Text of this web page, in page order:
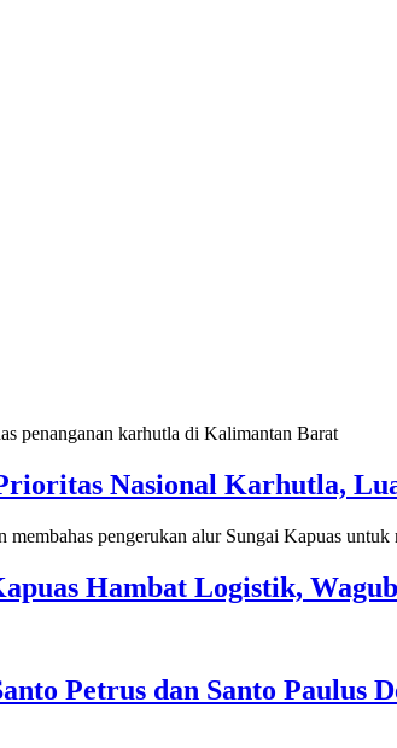
Nasional Karhutla,
Hambat Logistik,
Petrus dan Santo Paulus